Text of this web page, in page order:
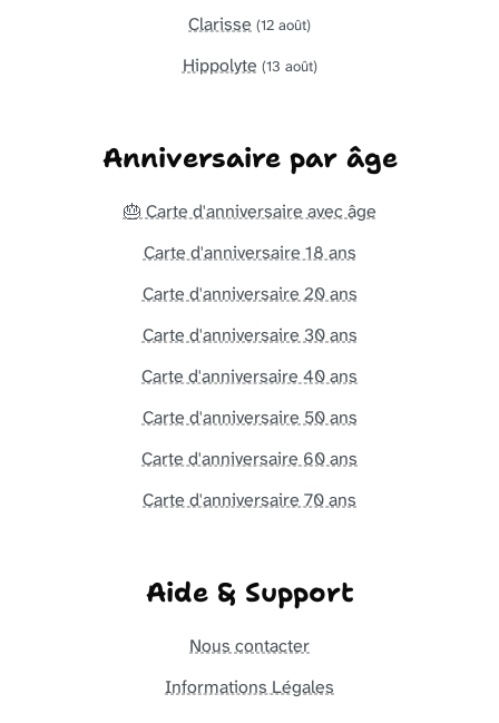
Clarisse (12 août)
Hippolyte (13 août)
Anniversaire par âge
🎂 Carte d'anniversaire avec âge
Carte d'anniversaire 18 ans
Carte d'anniversaire 20 ans
Carte d'anniversaire 30 ans
Carte d'anniversaire 40 ans
Carte d'anniversaire 50 ans
Carte d'anniversaire 60 ans
Carte d'anniversaire 70 ans
Aide & Support
Nous contacter
Informations Légales